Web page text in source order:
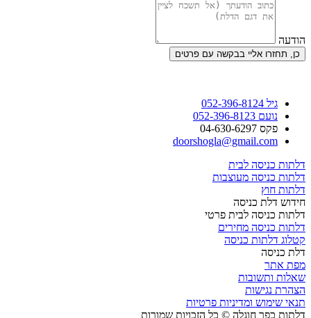
הודעה
כן, תחזרו אליי בבקשה עם פרטים
גיל 052-396-8124
נועם 052-396-8123
פקס 04-630-6297
doorshogla@gmail.com
דלתות כניסה לבית
דלתות כניסה מעוצבות
דלתות חוץ
חידוש דלת כניסה
דלתות כניסה לבית פרטי
דלתות כניסה מחירים
קטלוג דלתות כניסה
דלת כניסה
מפת אתר
שאלות ותשובות
הצהרת נגישות
תנאי שימוש ומדיניות פרטיות
דלתות כפר חוגלה © כל הזכויות שמורות